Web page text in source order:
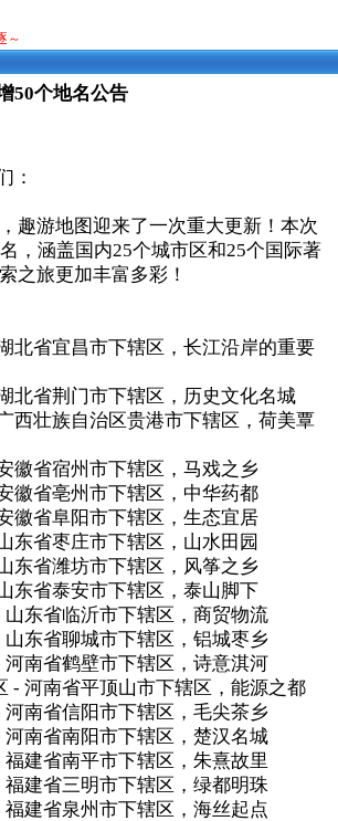
～
50个地名公告
：
趣游地图迎来了一次重大更新！本次
，涵盖国内25个城市区和25个国际著
之旅更加丰富多彩！
北省宜昌市下辖区，长江沿岸的重要
北省荆门市下辖区，历史文化名城
西壮族自治区贵港市下辖区，荷美覃
徽省宿州市下辖区，马戏之乡
徽省亳州市下辖区，中华药都
徽省阜阳市下辖区，生态宜居
东省枣庄市下辖区，山水田园
东省潍坊市下辖区，风筝之乡
东省泰安市下辖区，泰山脚下
山东省临沂市下辖区，商贸物流
山东省聊城市下辖区，铝城枣乡
河南省鹤壁市下辖区，诗意淇河
- 河南省平顶山市下辖区，能源之都
河南省信阳市下辖区，毛尖茶乡
河南省南阳市下辖区，楚汉名城
福建省南平市下辖区，朱熹故里
福建省三明市下辖区，绿都明珠
福建省泉州市下辖区，海丝起点